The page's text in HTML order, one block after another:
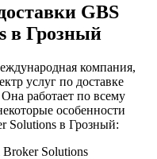
GBS
в Грозный
компания,
услуг по доставке
работает по всему
особенности
Solutions в Грозный:
Solutions